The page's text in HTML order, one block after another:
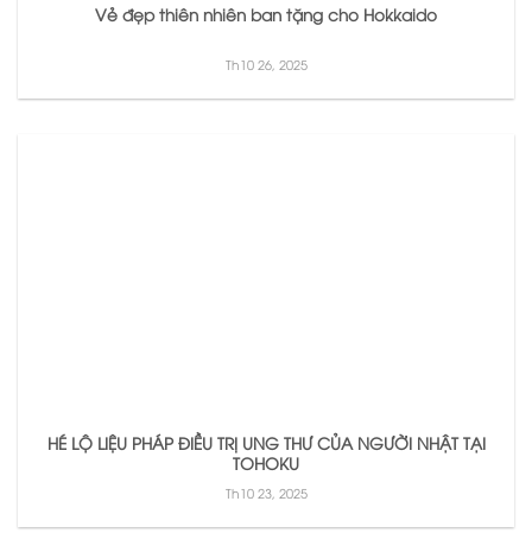
Vẻ đẹp thiên nhiên ban tặng cho Hokkaido
Th10 26, 2025
HÉ LỘ LIỆU PHÁP ĐIỀU TRỊ UNG THƯ CỦA NGƯỜI NHẬT TẠI
TOHOKU
Th10 23, 2025